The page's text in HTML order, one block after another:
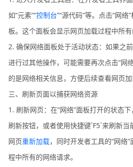
如“元素”“控制台”“源代码”等。点击“网络
板。这个面板会显示网页加载过程中所有
2. 确保网络面板处于活动状态：如果之
进行过其他操作，可能需要再次点击“网
的是网络相关信息，方便后续查看网页加
三、刷新页面以捕获网络资源
1. 刷新网页：在“网络”面板打开的状态
刷新按钮，或者使用快捷键`F5`来刷新
网页重新加载，同时开发者工具的“网络
程中所有的网络请求。